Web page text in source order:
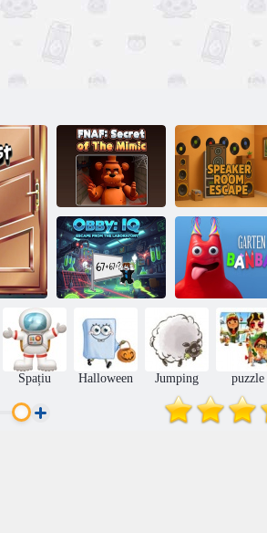
Fnaf Secret: Of
The Mimic
Evadare din
camera
difuzorului
Obby: IQ
Evadare din
laborator
Grădina BanBan
Spațiu Halloween Jumping puzzle